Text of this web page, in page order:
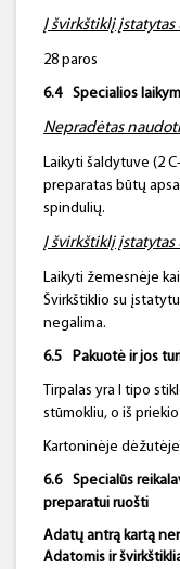
Įšvirkštiklįįstatytas
28 paros
6.4 Specialios
Nepradėtas
Laikyti šaldytuve (2
preparatas būtų
spindulių.
Įšvirkštiklįįstatytas
Laikyti žemesnėje
Švirkštiklio su
negalima.
6.5 Pakuotė ir jos
Tirpalas yra I tipo
stūmokliu, o iš
Kartoninėje dėžutėje
6.6
Specialūs
preparatui ruošti
Adatų antrą kartą
Adatomis iršvirkšti